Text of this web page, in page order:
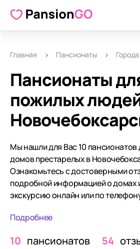
Главная Пансионаты Города
Пансионаты
пожилых
Мы нашли для Вас 10 пансионатов
домов престарелых в
Ознакомьтесь с достоверными
подробной информацией о домах
экскурсию онлайн или по
Подробнее
10 пансионатов 54